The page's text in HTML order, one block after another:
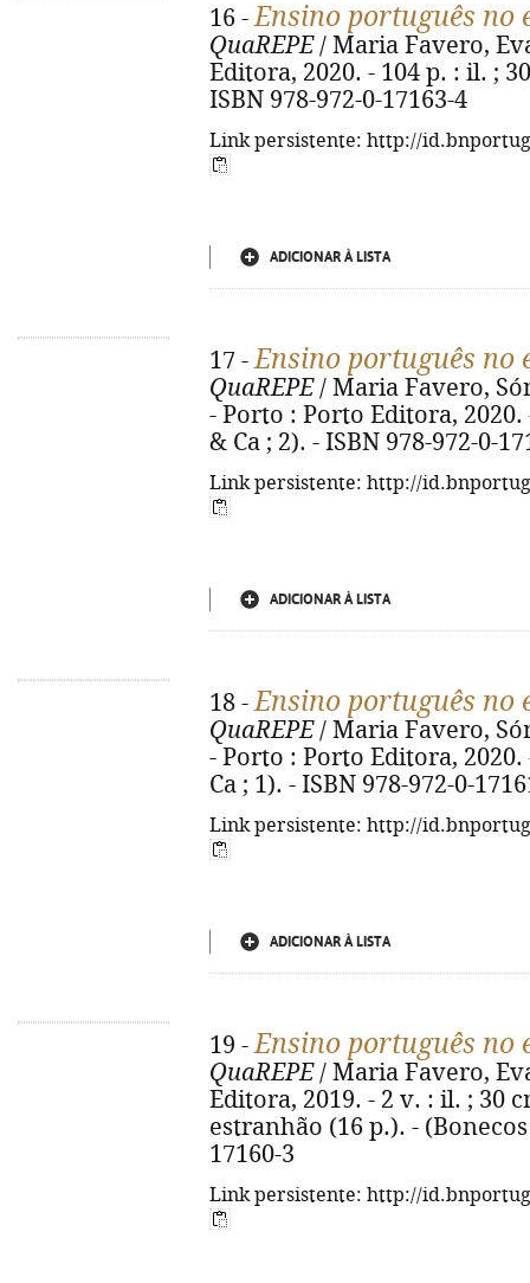
16 -Ensino português no
QuaREPE/ Maria Favero,
Editora, 2020. - 104 p. : il. ;
ISBN 978-972-0-17163-4
Link persistente: http://
ADICIONAR À LISTA
17 -Ensino português no
QuaREPE/ Maria Favero,
- Porto : Porto Editora, 2020.
& Ca ; 2). - ISBN 978-972-0-
Link persistente: http://
ADICIONAR À LISTA
18 -Ensino português no
QuaREPE/ Maria Favero,
- Porto : Porto Editora,
Ca ; 1). - ISBN 978-972-0-
Link persistente: http://
ADICIONAR À LISTA
19 -Ensino português no
QuaREPE/ Maria Favero,
Editora, 2019. - 2 v. : il. ; 30
estranhão (16 p.). - (Bonecos
17160-3
Link persistente: http://